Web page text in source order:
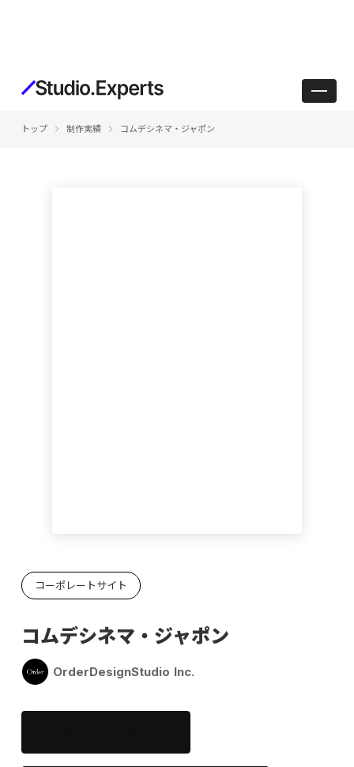
トップ keyboard_arrow_right 制作実績 keyboard_arrow_right コムデシネマ・ジャポン
コーポレートサイト
コムデシネマ・ジャポン
OrderDesignStudio Inc.